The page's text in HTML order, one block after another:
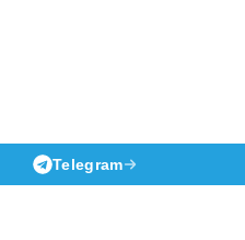
Telegram